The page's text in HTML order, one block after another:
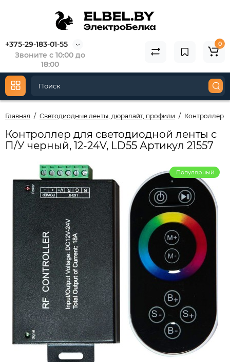
+375-29-183-01-55
Звоните с 10:00 до
18:00
0
Главная Светодиодные ленты, дюралайт, профили Контроллер
Контроллер для светодиодной ленты с
П/У черный, 12-24V, LD55 Артикул 21557
Популярный